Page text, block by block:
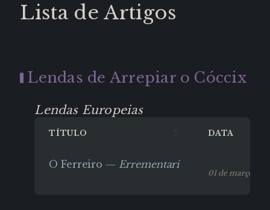
Lista de Artigos
Lendas de Arrepiar o Cóccix
Lendas Europeias
TÍTULO DATA
O Ferreiro — Errementari
01 de março,